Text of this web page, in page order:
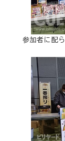
参加者に配